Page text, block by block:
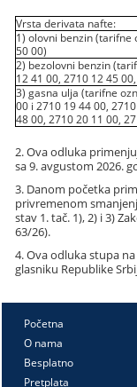
Vrsta derivata nafte:
1) olovni benzin (tarifne
50 00)
2) bezolovni benzin
12 41 00, 2710 12 45
3) gasna ulja (tarifne
00 i 2710 19 44 00,
48 00, 2710 20 11 00,
2. Ova odluka
sa 9. avgustom 2026.
3. Danom početka
privremenom
stav 1. tač. 1), 2) i 3)
63/26).
4. Ova odluka stupa
glasniku Republike
Početna
O nama
Besplatno
Pretplata